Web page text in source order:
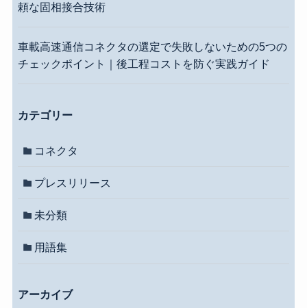
頼な固相接合技術
車載高速通信コネクタの選定で失敗しないための5つの
チェックポイント｜後工程コストを防ぐ実践ガイド
カテゴリー
コネクタ
プレスリリース
未分類
用語集
アーカイブ